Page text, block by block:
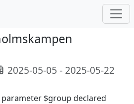
2025-05-05 - 2025-05-22
$group declared